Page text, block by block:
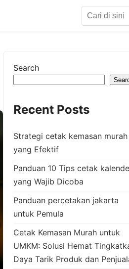
Search
Recent Posts
Strategi cetak kemasan murah
yang Efektif
Panduan 10 Tips cetak
yang Wajib Dicoba
Panduan percetakan jakarta
untuk Pemula
Cetak Kemasan Murah untuk
UMKM: Solusi Hemat
Daya Tarik Produk dan